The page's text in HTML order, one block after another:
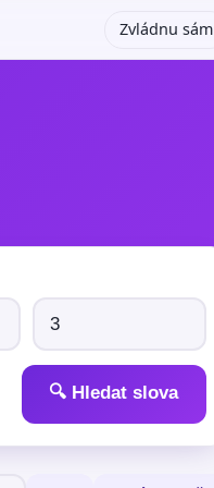
Zvládnu sám
🔍 Hledat slova